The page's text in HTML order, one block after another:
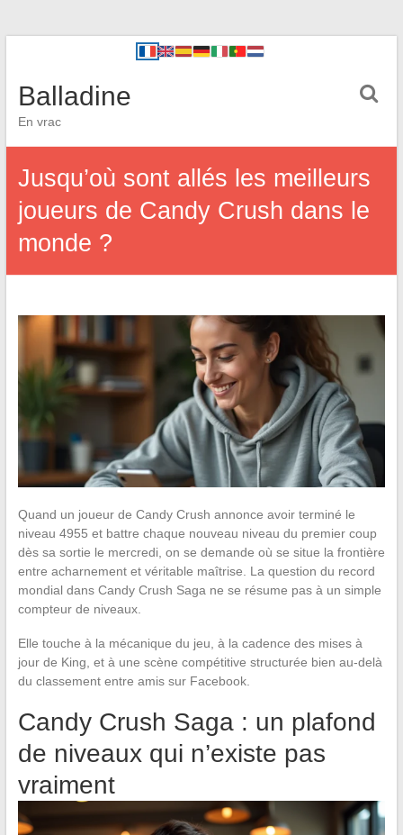
Balladine
En vrac
Jusqu’où sont allés les meilleurs
joueurs de Candy Crush dans le
monde ?
Quand un joueur de Candy Crush annonce avoir terminé le
niveau 4955 et battre chaque nouveau niveau du premier coup
dès sa sortie le mercredi, on se demande où se situe la frontière
entre acharnement et véritable maîtrise. La question du record
mondial dans Candy Crush Saga ne se résume pas à un simple
compteur de niveaux.
Elle touche à la mécanique du jeu, à la cadence des mises à
jour de King, et à une scène compétitive structurée bien au-delà
du classement entre amis sur Facebook.
Candy Crush Saga : un plafond
de niveaux qui n’existe pas
vraiment